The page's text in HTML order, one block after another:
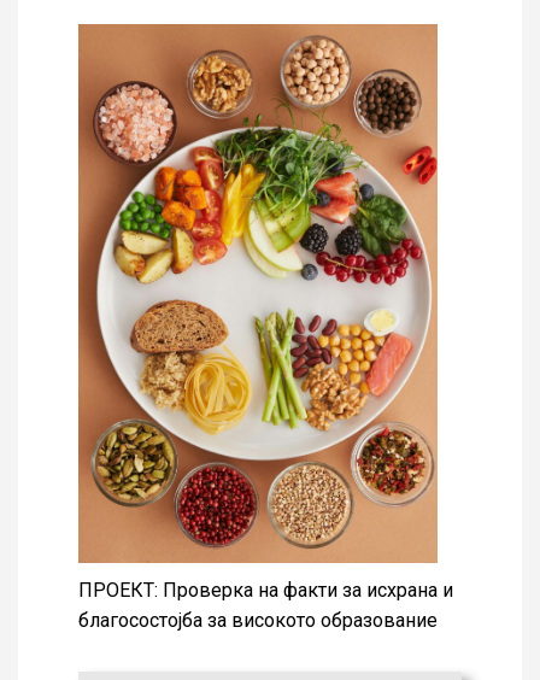
ПРОЕКТ: Проверка на факти за исхрана и
благосостојба за високото образование